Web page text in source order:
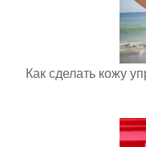
Как сделать кожу